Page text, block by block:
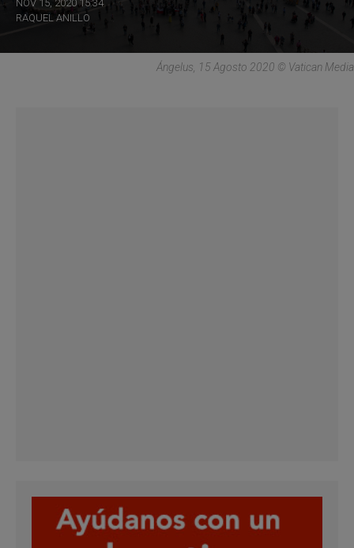
NOV 15, 2020 15:34
RAQUEL ANILLO
Ángelus, 15 Agosto 2020 © Vatican Media